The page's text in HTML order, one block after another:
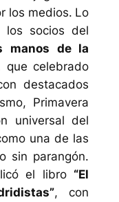
los medios. Lo
los socios del
manos de la
que celebrado
destacados
Primavera
universal del
una de las
sin parangón.
el libro “El
, con